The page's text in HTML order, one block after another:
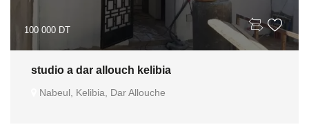
100 000 DT
studio a dar allouch kelibia
Nabeul, Kelibia, Dar Allouche